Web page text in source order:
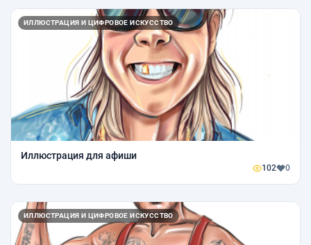
ИЛЛЮСТРАЦИЯ И ЦИФРОВОЕ ИСКУССТВО
Иллюстрация для афиши
102 0
ИЛЛЮСТРАЦИЯ И ЦИФРОВОЕ ИСКУССТВО